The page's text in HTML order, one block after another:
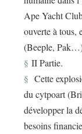
Ape Yacht
ouverte à tous,
(Beeple,
II Partie.
Cette
du cytpoart
développer la
besoins